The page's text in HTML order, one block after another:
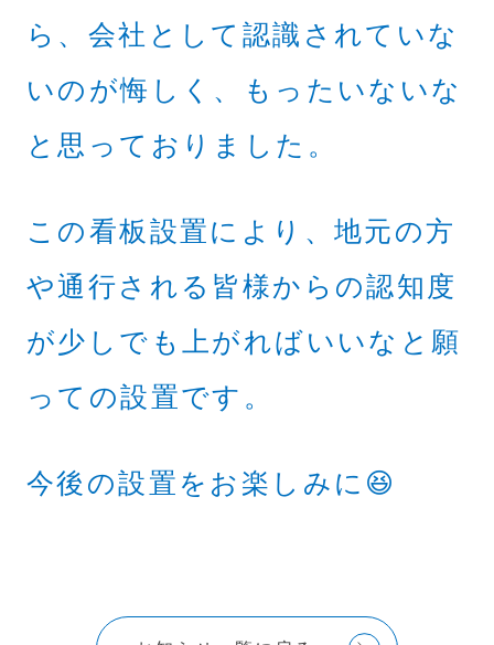
ら、会社として認識されていな
いのが悔しく、もったいないな
と思っておりました。
この看板設置により、地元の方
や通行される皆様からの認知度
が少しでも上がればいいなと願
っての設置です。
今後の設置をお楽しみに😆